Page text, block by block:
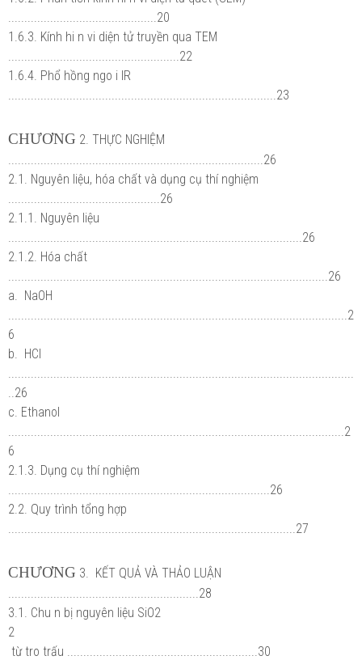
..............................................20
1.6.3. Kính hi n vi diện tử truyền qua TEM
.....................................................22
1.6.4. Phổ hồng ngo i IR
...................................................................................23
CHƯƠNG 2. THỰC NGHIỆM
...............................................................................26
2.1. Nguyên liệu, hóa chất và dụng cụ thí nghiệm
...............................................26
2.1.1. Nguyên liệu
...........................................................................................26
2.1.2. Hóa chất
...................................................................................................26
a. NaOH
.........................................................................................................2
6
b. HCl
..26
c. Ethanol
........................................................................................................2
6
2.1.3. Dụng cụ thí nghiệm
.................................................................................26
2.2. Quy trình tổng hợp
.........................................................................................27
CHƯƠNG 3. KẾT QUẢ VÀ THẢO LUẬN
...........................................................28
3.1. Chu n bị nguyên liệu SiO2
2
từ tro trấu ...........................................................30